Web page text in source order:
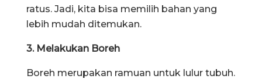
ratus. Jadi, kita bisa memilih bahan yang
lebih mudah ditemukan.
3. Melakukan Boreh
Boreh merupakan ramuan untuk lulur tubuh.